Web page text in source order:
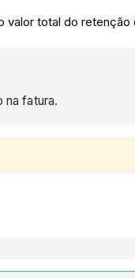
valor total do
na fatura.